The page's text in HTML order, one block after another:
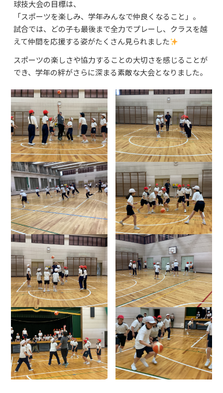
球技大会の目標は、
「スポーツを楽しみ、学年みんなで仲良くなること」。
試合では、どの子も最後まで全力でプレーし、クラスを越
えて仲間を応援する姿がたくさん見られました
スポーツの楽しさや協力することの大切さを感じることが
でき、学年の絆がさらに深まる素敵な大会となりました。